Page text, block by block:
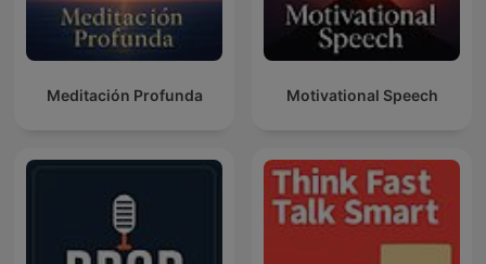
Meditación Profunda Motivational Speech